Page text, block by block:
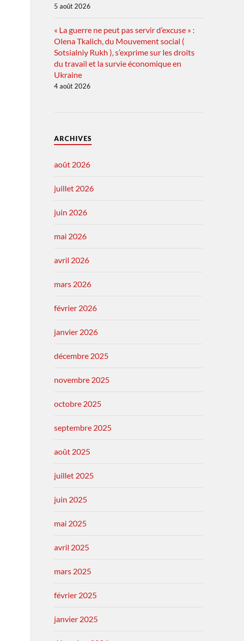
5 août 2026
« La guerre ne peut pas servir d’excuse » :
Olena Tkalich, du Mouvement social (
Sotsialniy Rukh ), s’exprime sur les droits
du travail et la survie économique en
Ukraine
4 août 2026
ARCHIVES
août 2026
juillet 2026
juin 2026
mai 2026
avril 2026
mars 2026
février 2026
janvier 2026
décembre 2025
novembre 2025
octobre 2025
septembre 2025
août 2025
juillet 2025
juin 2025
mai 2025
avril 2025
mars 2025
février 2025
janvier 2025